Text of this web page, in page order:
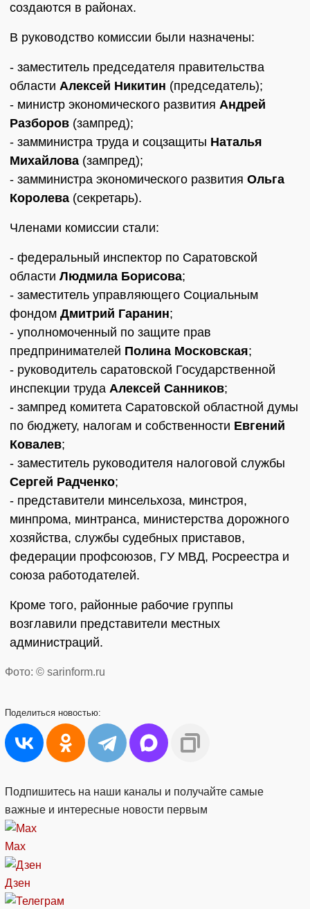
создаются в районах.
В руководство комиссии были назначены:
- заместитель председателя правительства
области Алексей Никитин (председатель);
- министр экономического развития Андрей
Разборов (зампред);
- замминистра труда и соцзащиты Наталья
Михайлова (зампред);
- замминистра экономического развития Ольга
Королева (секретарь).
Членами комиссии стали:
- федеральный инспектор по Саратовской
области Людмила Борисова;
- заместитель управляющего Социальным
фондом Дмитрий Гаранин;
- уполномоченный по защите прав
предпринимателей Полина Московская;
- руководитель саратовской Государственной
инспекции труда Алексей Санников;
- зампред комитета Саратовской областной думы
по бюджету, налогам и собственности Евгений
Ковалев;
- заместитель руководителя налоговой службы
Сергей Радченко;
- представители минсельхоза, минстроя,
минпрома, минтранса, министерства дорожного
хозяйства, службы судебных приставов,
федерации профсоюзов, ГУ МВД, Росреестра и
союза работодателей.
Кроме того, районные рабочие группы
возглавили представители местных
администраций.
Фото: © sarinform.ru
Поделиться новостью:
Подпишитесь на наши каналы и получайте самые
важные и интересные новости первым
Max
Дзен